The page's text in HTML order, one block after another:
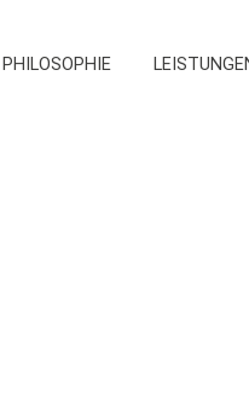
PHILOSOPHIE